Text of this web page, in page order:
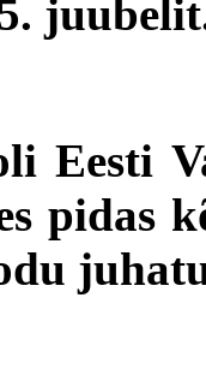
Eesti
pidas